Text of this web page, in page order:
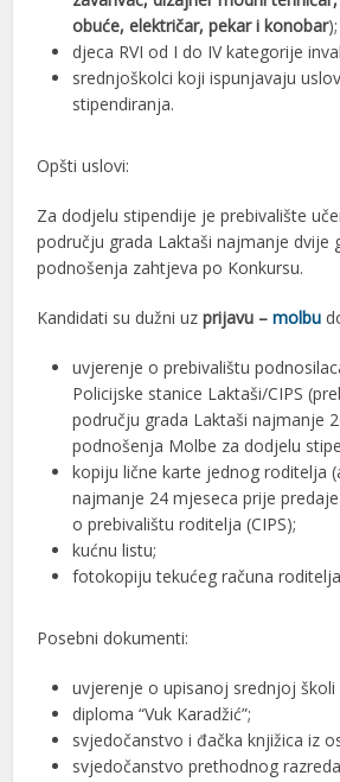
obuće, električar, pekar i konobar);
djeca RVI od I do IV kategorije
srednjoškolci koji ispunjavaju
stipendiranja.
Opšti uslovi:
Za dodjelu stipendije je prebivalište
području grada Laktaši najmanje dvije
podnošenja zahtjeva po Konkursu.
Kandidati su dužni uzprijavu –molbu
uvjerenje o prebivalištu
Policijske stanice Laktaši/CIPS
području grada Laktaši najmanje
podnošenja Molbe za dodjelu
kopiju lične karte jednog roditelja
najmanje 24 mjeseca prije
o prebivalištu roditelja (CIPS);
kućnu listu;
fotokopiju tekućeg računa
Posebni dokumenti:
uvjerenje o upisanoj srednjoj školi
diploma “Vuk Karadžić”;
svjedočanstvo i đačka knjižica iz
svjedočanstvo prethodnog